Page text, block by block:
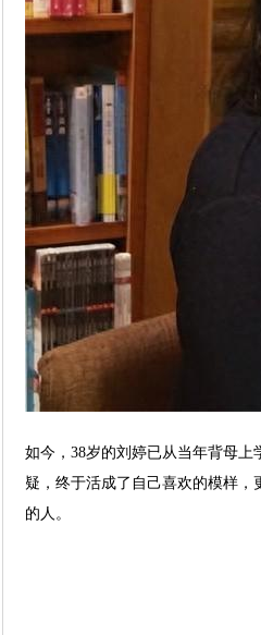
如今，38岁的刘婷已从当年背母
疑，终于活成了自己喜欢的模样
的人。